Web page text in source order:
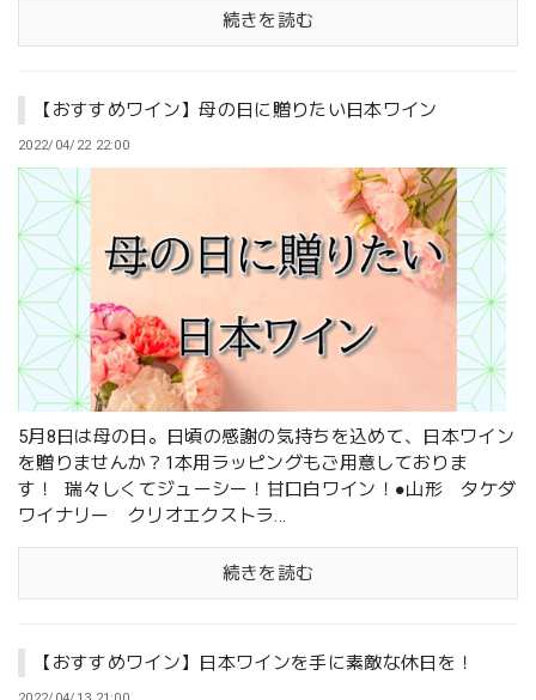
続きを読む
【おすすめワイン】母の日に贈りたい日本ワイン
2022/04/22 22:00
5月8日は母の日。日頃の感謝の気持ちを込めて、日本ワイン
を贈りませんか？1本用ラッピングもご用意しておりま
す！ 瑞々しくてジューシー！甘口白ワイン！●山形 タケダ
ワイナリー クリオエクストラ...
続きを読む
【おすすめワイン】日本ワインを手に素敵な休日を！